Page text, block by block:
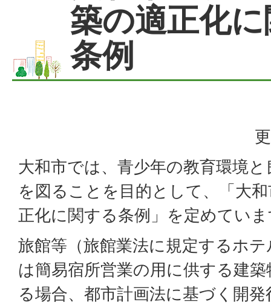
築の適正化
条例
大和市では、青少年の教育環境
を図ることを目的として、「大
正化に関する条例」を定めてい
旅館等（旅館業法に規定するホ
は簡易宿所営業の用に供する建
る場合、都市計画法に基づく開